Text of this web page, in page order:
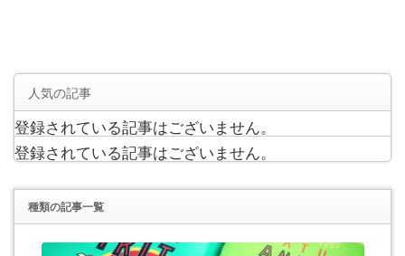
人気の記事
登録されている記事はございません。
登録されている記事はございません。
種類の記事一覧